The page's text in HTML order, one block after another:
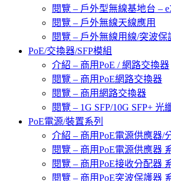
閱覽 – 戶外型無線基地台 –
閱覽 – 戶外無線天線應用
閱覽 – 戶外無線用線/突波保
PoE/交換器/SFP模組
介紹 – 商用PoE / 網路交換器
閱覽 – 商用PoE網路交換器
閱覽 – 商用網路交換器
閱覽 – 1G SFP/10G SFP+ 光
PoE電源/裝置系列
介紹 – 商用PoE電源供應器/
閱覽 – 商用PoE電源供應器
閱覽 – 商用PoE接收分配器
閱覽 – 商用PoE突波保護器